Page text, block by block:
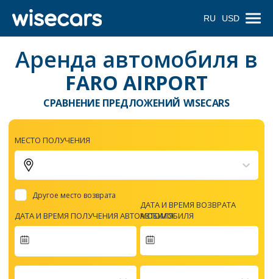
RU USD
Аренда автомобиля в
FARO AIRPORT
СРАВНЕНИЕ ПРЕДЛОЖЕНИЙ WISECARS
МЕСТО ПОЛУЧЕНИЯ
Другое место возврата
ДАТА И ВРЕМЯ ПОЛУЧЕНИЯ АВТОМОБИЛЯ
forward
ДАТА И ВРЕМЯ ВОЗВРАТА
АВТОМОБИЛЯ